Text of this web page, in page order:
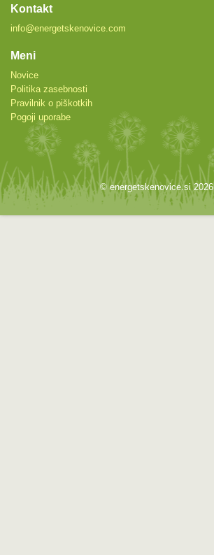
Kontakt
info@energetskenovice.com
Meni
Novice
Politika zasebnosti
Pravilnik o piškotkih
Pogoji uporabe
© energetskenovice.si 2026